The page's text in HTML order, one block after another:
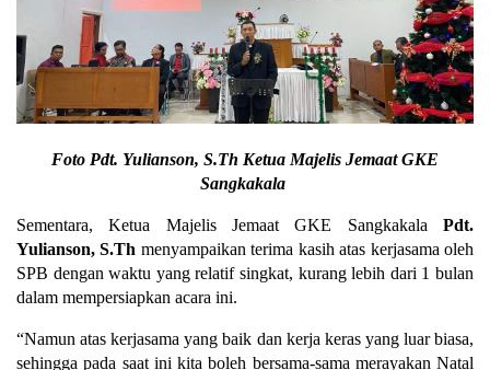
Foto Pdt. Yulianson, S.Th Ketua Majelis Jemaat GKE
Sangkakala
Sementara, Ketua Majelis Jemaat GKE Sangkakala Pdt.
Yulianson, S.Th menyampaikan terima kasih atas kerjasama oleh
SPB dengan waktu yang relatif singkat, kurang lebih dari 1 bulan
dalam mempersiapkan acara ini.
“Namun atas kerjasama yang baik dan kerja keras yang luar biasa,
sehingga pada saat ini kita boleh bersama-sama merayakan Natal